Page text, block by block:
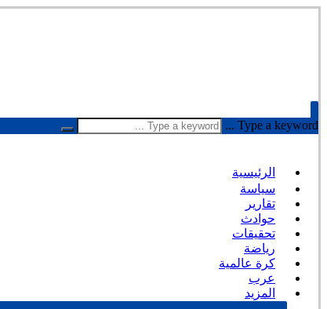
Type a keyword ...
الرئيسية
سياسة
تقارير
حوادث
تحقيقات
رياضة
كرة عالمية
عرب
المزيد